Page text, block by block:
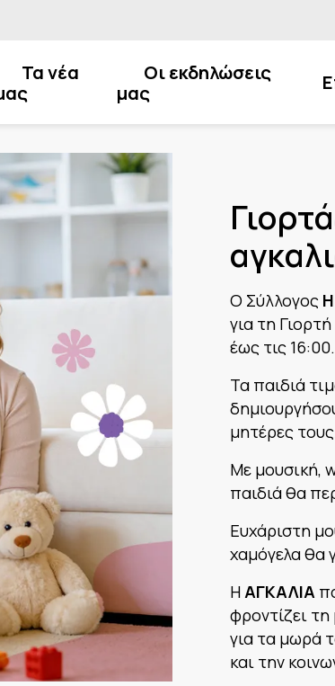
Τα νέα
Οι εκδηλώσεις
μας
Ο Σύλλογος
για τη
έως τις 16:00.
Τα παιδιά
μητέρες
Με μουσική,
παιδιά θα
Ευχάριστη
χαμόγελα θα
ΗΑΓΚΑΛΙΑ
φροντίζει
για τα μωρά
και την